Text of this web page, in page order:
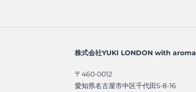
株式会社YUKI LONDON with aroma
〒460-0012
愛知県名古屋市中区千代田5-8-16